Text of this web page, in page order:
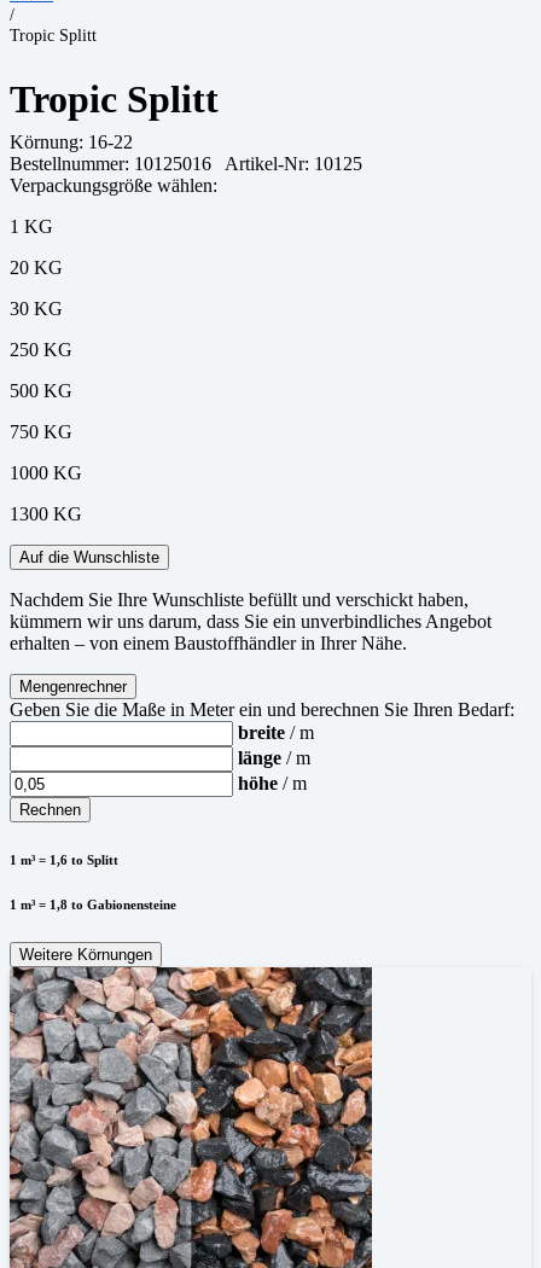
/
Tropic Splitt
Tropic Splitt
Körnung: 16-22
Bestellnummer: 10125016
Artikel-Nr: 10125
Verpackungsgröße wählen:
1 KG
20 KG
30 KG
250 KG
500 KG
750 KG
1000 KG
1300 KG
Auf die Wunschliste
Nachdem Sie Ihre Wunschliste befüllt und verschickt haben,
kümmern wir uns darum, dass Sie ein unverbindliches Angebot
erhalten – von einem Baustoffhändler in Ihrer Nähe.
Mengenrechner
Geben Sie die Maße in Meter ein und berechnen Sie Ihren Bedarf:
breite / m
länge / m
höhe / m
Rechnen
1 m³ = 1,6 to Splitt
1 m³ = 1,8 to Gabionensteine
Weitere Körnungen